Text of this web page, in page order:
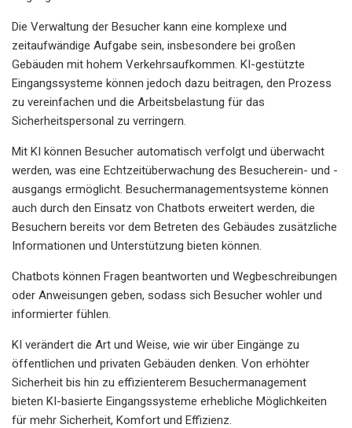
Die Verwaltung der Besucher kann eine komplexe und
zeitaufwändige Aufgabe sein, insbesondere bei großen
Gebäuden mit hohem Verkehrsaufkommen. KI-gestützte
Eingangssysteme können jedoch dazu beitragen, den Prozess
zu vereinfachen und die Arbeitsbelastung für das
Sicherheitspersonal zu verringern.
Mit KI können Besucher automatisch verfolgt und überwacht
werden, was eine Echtzeitüberwachung des Besucherein- und -
ausgangs ermöglicht. Besuchermanagementsysteme können
auch durch den Einsatz von Chatbots erweitert werden, die
Besuchern bereits vor dem Betreten des Gebäudes zusätzliche
Informationen und Unterstützung bieten können.
Chatbots können Fragen beantworten und Wegbeschreibungen
oder Anweisungen geben, sodass sich Besucher wohler und
informierter fühlen.
KI verändert die Art und Weise, wie wir über Eingänge zu
öffentlichen und privaten Gebäuden denken. Von erhöhter
Sicherheit bis hin zu effizienterem Besuchermanagement
bieten KI-basierte Eingangssysteme erhebliche Möglichkeiten
für mehr Sicherheit, Komfort und Effizienz.